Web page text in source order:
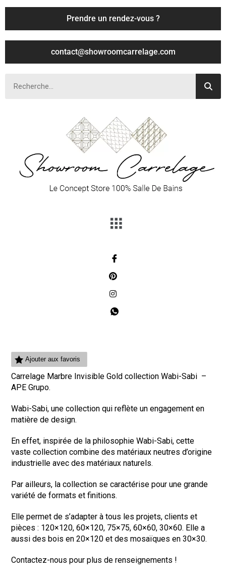
Prendre un rendez-vous ?
contact@showroomcarrelage.com
Ajouter aux favoris
Carrelage Marbre Invisible Gold collection Wabi-Sabi –
APE Grupo.
Wabi-Sabi, une collection qui reflète un engagement en
matière de design.
En effet, inspirée de la philosophie Wabi-Sabi, cette
vaste collection combine des matériaux neutres d’origine
industrielle avec des matériaux naturels.
Par ailleurs, la collection se caractérise pour une grande
variété de formats et finitions.
Elle permet de s’adapter à tous les projets, clients et
pièces : 120×120, 60×120, 75×75, 60×60, 30×60. Elle a
aussi des bois en 20×120 et des mosaïques en 30×30.
Contactez-nous pour plus de renseignements !